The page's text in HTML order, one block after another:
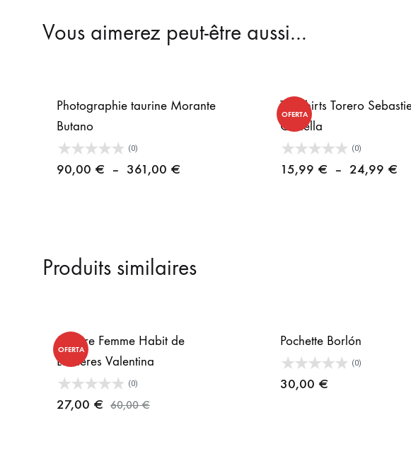
Vous aimerez peut-être aussi…
Photographie taurine Morante
Butano
(0)
90,00 € – 361,00 €Plage
361,00 €
OFERTA
Tee-shirts Torero
Castella
(0)
15,99 € – 24,99 €
Produits similaires
OFERTA
Montre Femme Habit de
Lumières Valentina
(0)
27,00 € 60,00€
Pochette Borlón
(0)
30,00 €